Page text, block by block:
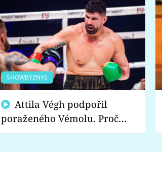
SHOWBYZNYS
poraženého Vémolu. Proč
chce raději zápasit s ním než